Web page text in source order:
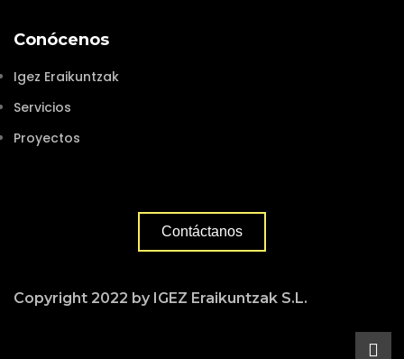
Conócenos
Igez Eraikuntzak
Servicios
Proyectos
Contáctanos
Copyright 2022 by IGEZ Eraikuntzak S.L.